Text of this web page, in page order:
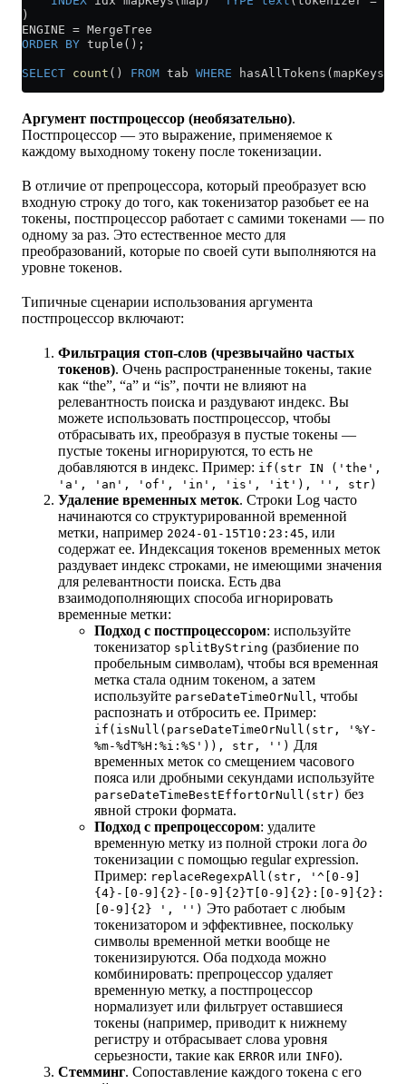
)
ENGINE = MergeTree
ORDER BY tuple();
SELECT count () FROM tab WHERE
Аргумент постпроцессор (необязательно).
Постпроцессор — это выражение, применяемое к
каждому выходному токену после токенизации.
В отличие от препроцессора, который преобразует всю
входную строку до того, как токенизатор разобьет ее на
токены, постпроцессор работает с самими токенами — по
одному за раз. Это естественное место для
преобразований, которые по своей сути выполняются на
уровне токенов.
Типичные сценарии использования аргумента
постпроцессор включают:
Фильтрация стоп-слов (чрезвычайно частых
токенов). Очень распространенные токены, такие
как “the”, “a” и “is”, почти не влияют на
релевантность поиска и раздувают индекс. Вы
можете использовать постпроцессор, чтобы
отбрасывать их, преобразуя в пустые токены —
пустые токены игнорируются, то есть не
добавляются в индекс. Пример: if(str IN ('the',
'a', 'an', 'of', 'in', 'is', 'it'), '', str)
Удаление временных меток. Строки Log часто
начинаются со структурированной временной
метки, например 2024-01-15T10:23:45, или
содержат ее. Индексация токенов временных меток
раздувает индекс строками, не имеющими значения
для релевантности поиска. Есть два
взаимодополняющих способа игнорировать
временные метки:
Подход с постпроцессором: используйте
токенизатор splitByString (разбиение по
пробельным символам), чтобы вся временная
метка стала одним токеном, а затем
используйте parseDateTimeOrNull, чтобы
распознать и отбросить ее. Пример:
if(isNull(parseDateTimeOrNull(str, '%Y-
%m-%dT%H:%i:%S')), str, '') Для
временных меток со смещением часового
пояса или дробными секундами используйте
parseDateTimeBestEffortOrNull(str) без
явной строки формата.
Подход с препроцессором: удалите
временную метку из полной строки лога до
токенизации с помощью regular expression.
Пример: replaceRegexpAll(str, '^[0-9]
{4}-[0-9]{2}-[0-9]{2}T[0-9]{2}:[0-9]{2}:
[0-9]{2} ', '') Это работает с любым
токенизатором и эффективнее, поскольку
символы временной метки вообще не
токенизируются. Оба подхода можно
комбинировать: препроцессор удаляет
временную метку, а постпроцессор
нормализует или фильтрует оставшиеся
токены (например, приводит к нижнему
регистру и отбрасывает слова уровня
серьезности, такие как ERROR или INFO).
Стемминг. Сопоставление каждого токена с его